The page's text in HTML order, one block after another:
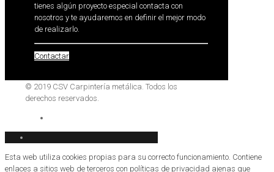
tienes algún proyecto especial contacta con
nosotros y te ayudaremos en definir el mejor modo
de realizarlo.
Contactar
© 2019 CSV Carpintería metálica. Todos los
derechos reservados.
Esta web utiliza cookies propias para su correcto funcionamiento. Contiene
enlaces a sitios web de terceros con políticas de privacidad ajenas que